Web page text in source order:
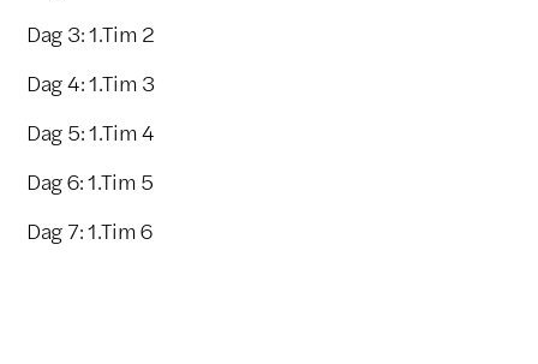
Dag 3: 1.Tim 2
Dag 4: 1.Tim 3
Dag 5: 1.Tim 4
Dag 6: 1.Tim 5
Dag 7: 1.Tim 6